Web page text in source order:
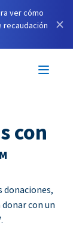
ver cómo
recaudación
×
con
donaciones,
con un